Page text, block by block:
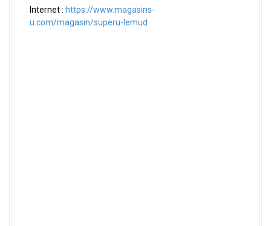
Internet : https://www.magasins-
u.com/magasin/superu-lemud